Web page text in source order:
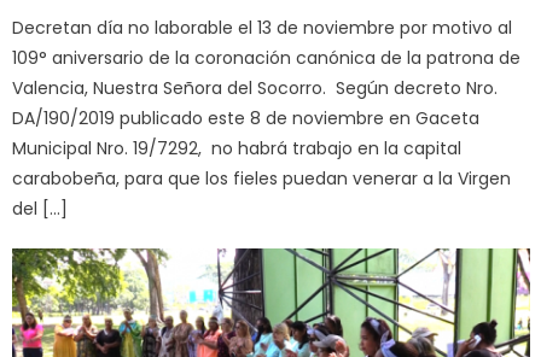
लग
आपक
पस
द,
sexy
bbw
milf
enjoys
a
long
hard
Decretan día no laborable el 13 de noviembre por motivo al
109° aniversario de la coronación canónica de la patrona de
Valencia, Nuestra Señora del Socorro. Según decreto Nro.
DA/190/2019 publicado este 8 de noviembre en Gaceta
Municipal Nro. 19/7292, no habrá trabajo en la capital
carabobeña, para que los fieles puedan venerar a la Virgen
del […]